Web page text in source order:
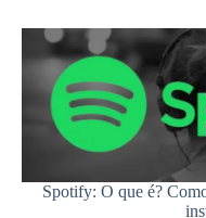
Spotify: O que é?